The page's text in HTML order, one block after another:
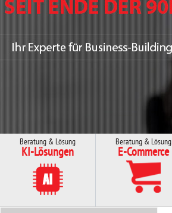
Beratung & Lösung
KI-Lösungen
Beratung & Lösung
E-Commerce